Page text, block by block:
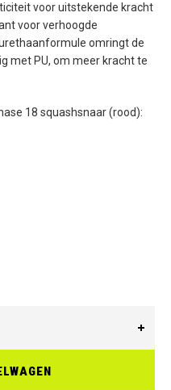
voor uitstekende kracht
voor verhoogde
omringt de
met PU, om meer kracht te
18 squashsnaar (rood):